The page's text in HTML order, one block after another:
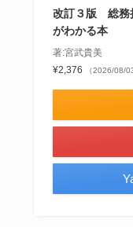
改訂３版 総務
がわかる本
著:宮武貴美
¥2,376
（2026/08/